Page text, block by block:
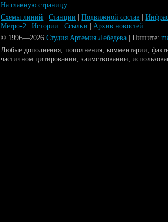
На главную страницу
Схемы линий |Станции |Подвижной состав |
Метро-2 |Истории |Ссылки | Архив новостей
© 1996—2026Студия Артемия Лебедева | Пишите:
Любые дополнения, пополнения, комментарии,
частичном цитировании, заимствовании,